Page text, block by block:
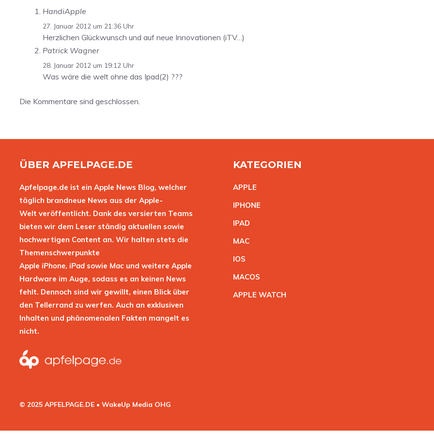
HandiApple
27. Januar 2012 um 21:36 Uhr
Herzlichen Glückwunsch und auf neue Innovationen (iTV…)
Patrick Wagner
28. Januar 2012 um 19:12 Uhr
Was wäre die welt ohne das Ipad(2) ???
Die Kommentare sind geschlossen.
ÜBER APFELPAGE.DE
Apfelpage.de ist ein Apple News Blog, welcher
täglich brandneue News aus der Apple-
Welt veröffentlicht. Dank des versierten Teams
bieten wir dem Leser ständig aktuellen sowie
hochwertigen Content an. Wir halten stets die
Themenschwerpunkte
Apple iPhone, iPad sowie Mac und weitere Apple
Hardware im Auge, sodass es an keinen News
fehlt. Dennoch sind wir gewillt, einen Blick über
den Tellerrand zu werfen. Auch an exklusiven
Inhalten und phänomenalen Fakten mangelt es
nicht.
KATEGORIEN
APPLE
IPHONE
IPAD
MAC
IOS
MACOS
APPLE WATCH
© 2025 APFELPAGE.DE • WakeUp Media OHG